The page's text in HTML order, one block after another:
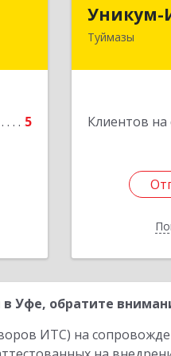
5
Уникум-
Туймазы
Клиентов
Уфе, обратите
ИТС) на